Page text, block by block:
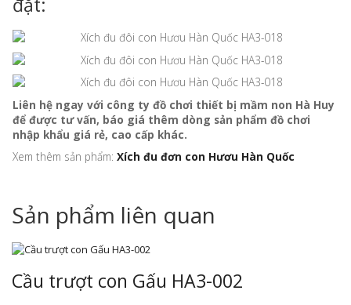
Liên hệ ngay với công ty đồ chơi thiết bị mầm non Hà Huy
để được tư vấn, báo giá thêm dòng sản phẩm đồ chơi
nhập khẩu giá rẻ, cao cấp khác.
Xem thêm sản phẩm: Xích đu đơn con Hươu Hàn Quốc
Sản phẩm liên quan
Cầu trượt con Gấu HA3-002